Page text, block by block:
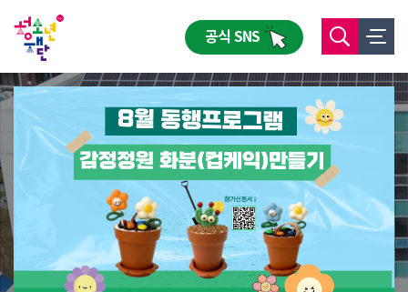
공식 SNS